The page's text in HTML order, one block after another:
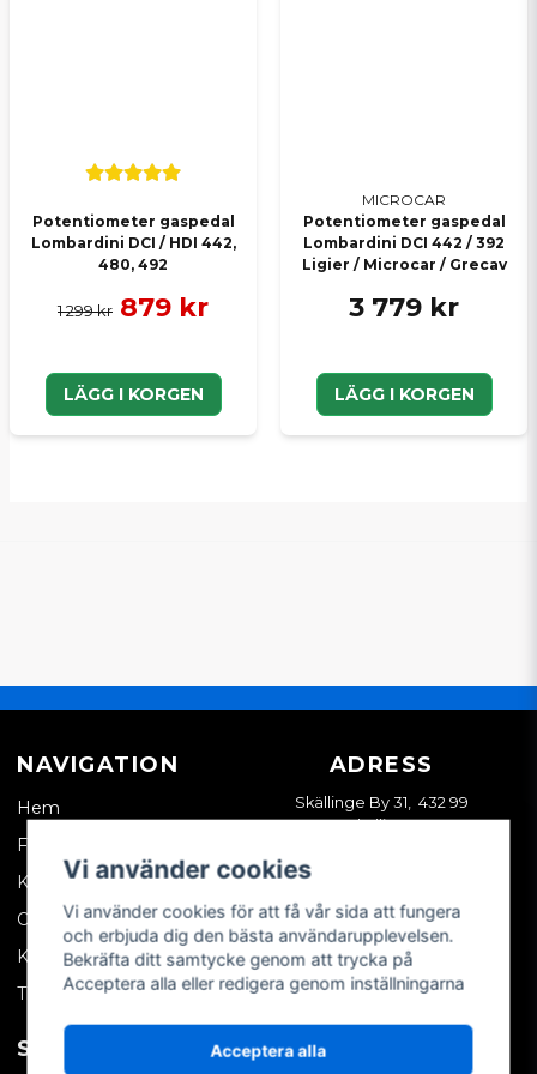
Potentiometer gaspedal
Lombardini DCI / HDI 442,
480, 492
1 299 kr 879 kr
LÄGG I KORGEN
MICROCAR
Potentiometer gaspedal
Lombardini DCI 442 / 392
Ligier / Microcar / Grecav
3 779 kr
LÄGG I KORGEN
NAVIGATION
Hem
Företagskund
Kontakta oss
Om oss
Köpvillkor
Tips & trix
ADRESS
Skällinge By 31, 432 99
Skällinge
SOCIALA MEDIER MITT KONTO
Vi använder cookies
Vi använder cookies för att få vår sida att fungera
och erbjuda dig den bästa användarupplevelsen.
Bekräfta ditt samtycke genom att trycka på
Acceptera alla eller redigera genom inställningarna
Acceptera alla